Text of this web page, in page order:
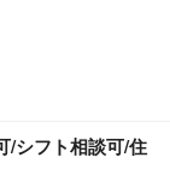
/シフト相談可/住